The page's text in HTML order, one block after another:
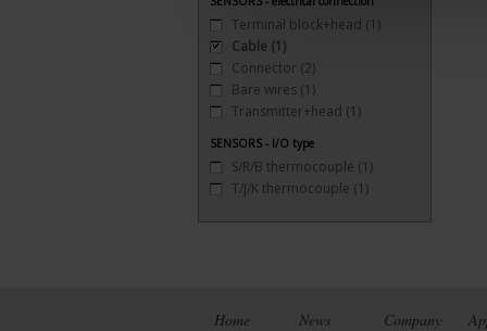
Terminal block+head (1)
Cable (1)
Connector (2)
Bare wires (1)
Transmitter+head (1)
SENSORS - I/O type
S/R/B thermocouple (1)
T/J/K thermocouple (1)
Home News Company